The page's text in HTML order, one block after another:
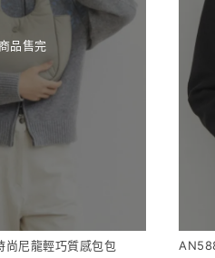
品售完
尼龍輕巧質感包包